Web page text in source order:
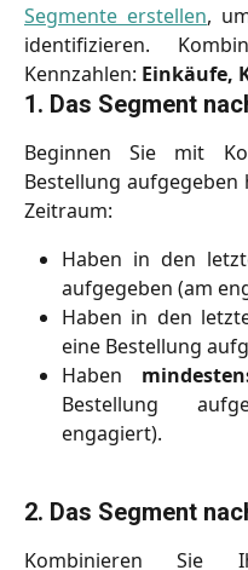
Segmente erstellen,
identifizieren.
Kennzahlen: Einkäufe,
1. Das Segment
Beginnen Sie mit
Bestellung
Zeitraum:
Haben in den
aufgegeben (am
Haben in den
eine Bestellung
Haben
Bestellung
engagiert).
2. Das Segment
Kombinieren Sie